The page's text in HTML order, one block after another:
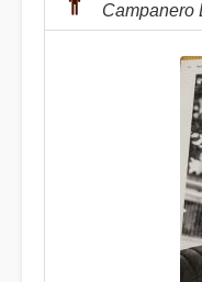
Campanero